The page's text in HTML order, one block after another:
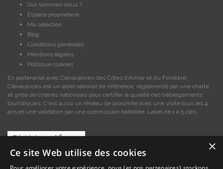
Qui sommes-nous ?
Espace propriétaire
Ma sélection
Blog
Conditions générales
Mentions légales
Politique cookies
En partenariat avec Clévacances des Côtes d'Armor et du Finistère,
Clévacances est un label national de référence, réglementé par une charte
et grille de critères nationales pour certifier la qualité des hébergements
touristiques. C'est aussi un réseau de proximité avec une visite tous les 4
ans et une validation par une commission habilitée. Label de 1 à 5 clés.
×
Ce site Web utilise des cookies